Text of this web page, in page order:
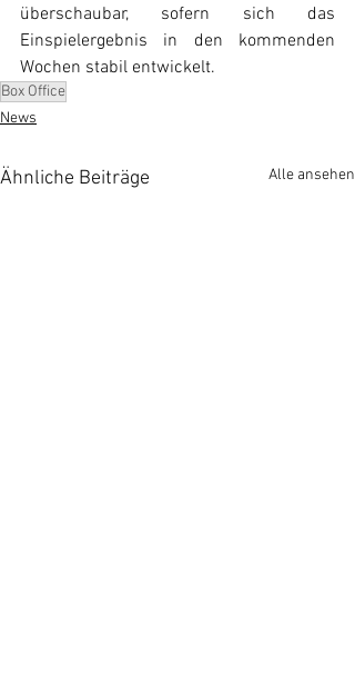
überschaubar, sofern sich das
Einspielergebnis in den kommenden
Wochen stabil entwickelt.
Box Office
News
Ähnliche Beiträge Alle ansehen